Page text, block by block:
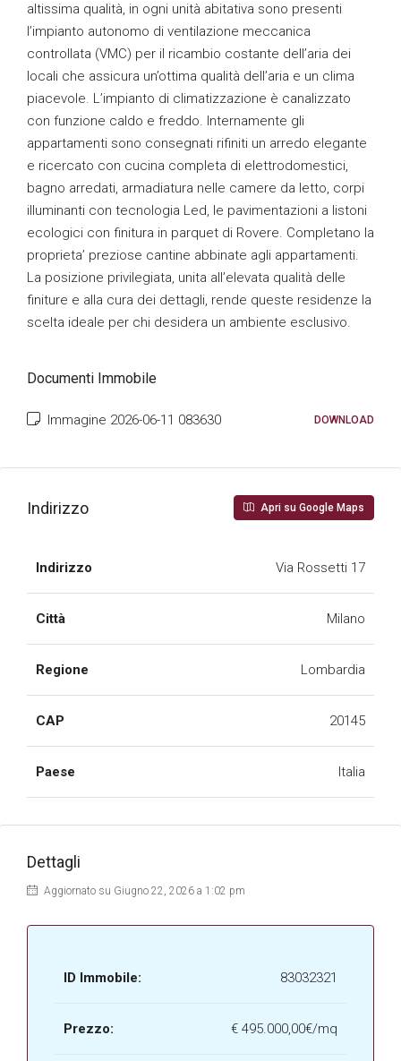
altissima qualità, in ogni unità abitativa sono presenti
l’impianto autonomo di ventilazione meccanica
controllata (VMC) per il ricambio costante dell’aria dei
locali che assicura un’ottima qualità dell’aria e un clima
piacevole. L’impianto di climatizzazione è canalizzato
con funzione caldo e freddo. Internamente gli
appartamenti sono consegnati rifiniti un arredo elegante
e ricercato con cucina completa di elettrodomestici,
bagno arredati, armadiatura nelle camere da letto, corpi
illuminanti con tecnologia Led, le pavimentazioni a listoni
ecologici con finitura in parquet di Rovere. Completano la
proprieta’ preziose cantine abbinate agli appartamenti.
La posizione privilegiata, unita all’elevata qualità delle
finiture e alla cura dei dettagli, rende queste residenze la
scelta ideale per chi desidera un ambiente esclusivo.
Documenti Immobile
Immagine 2026-06-11 083630 DOWNLOAD
Indirizzo Apri su Google Maps
Indirizzo Via Rossetti 17
Città Milano
Regione Lombardia
CAP 20145
Paese Italia
Dettagli
Aggiornato su Giugno 22, 2026 a 1:02 pm
ID Immobile: 83032321
Prezzo: € 495.000,00€/mq